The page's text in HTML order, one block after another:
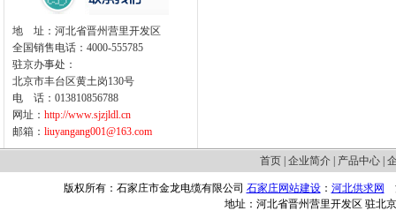
地 址：河北省晋州营里开发区
全国销售电话：4000-555785
驻京办事处：
北京市丰台区黄土岗130号
电 话：013810856788
网址： http://www.sjzjldl.cn
邮箱： liuyangang001@163.com
首页| 企业简介| 产品中心|
版权所有：石家庄市金龙电缆有限公司 石家庄网站建设： 河北供求网
地址：河北省晋州营里开发区 驻北